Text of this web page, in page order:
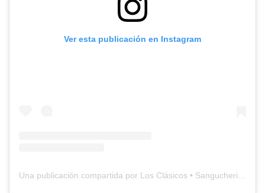
Ver esta publicación en Instagram